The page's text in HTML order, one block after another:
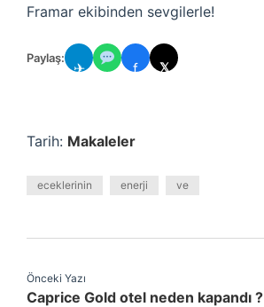
Framar ekibinden sevgilerle!
Paylaş:
✈ f 𝕏
Tarih: Makaleler
eceklerinin enerji ve
Önceki Yazı
Caprice Gold otel neden kapandı ?